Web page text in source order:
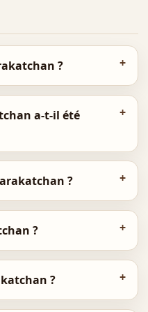
?
a-t-il été
?
?
?